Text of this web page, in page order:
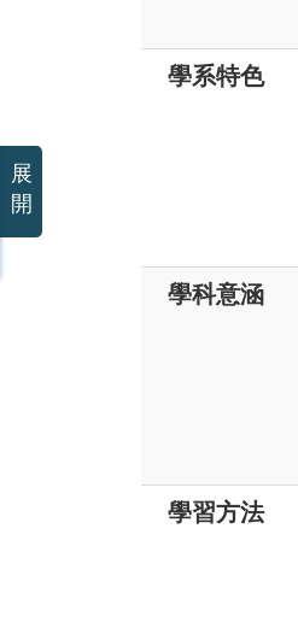
學系特色
學科意涵
學習方法
展
開